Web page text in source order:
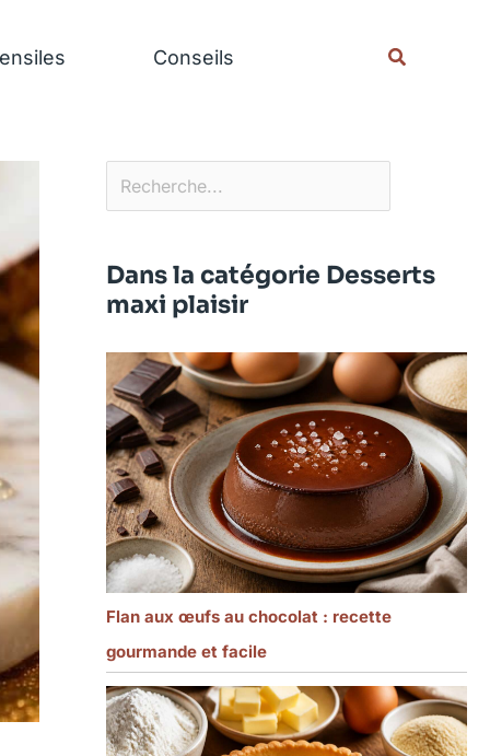
Conseils
Dans la catégorie Desserts
maxi plaisir
Flan aux œufs au chocolat : recette
gourmande et facile